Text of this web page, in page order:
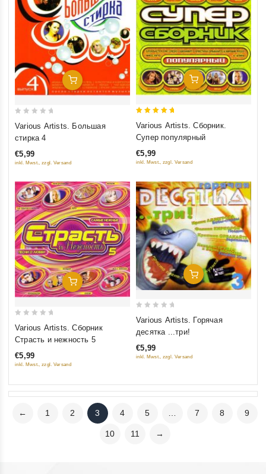
Добавить В Корзину
5
Various Artists. Большая
стирка 4
€5,99
inkl. Mwst., zzgl. Versand
Добавить В Корзину
Various Artists. Сборник.
Супер популярный
€5,99
inkl. Mwst., zzgl. Versand
Добавить В Корзину
5
Various Artists. Сборник
Страсть и нежность 5
€5,99
inkl. Mwst., zzgl. Versand
Добавить В Корзину
5
Various Artists. Горячая
десятка ...три!
€5,99
inkl. Mwst., zzgl. Versand
← 1 2 3 4 5 7 8 9
10 11 →